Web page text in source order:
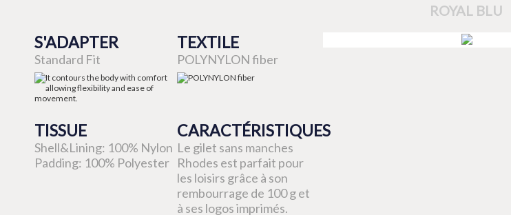
ROYAL BLU
S'ADAPTER
Standard Fit
TEXTILE
POLYNYLON fiber
TISSUE
Shell&Lining: 100% Nylon
Padding: 100% Polyester
CARACTÉRISTIQUES
Le gilet sans manches
Rhodes est parfait pour
les loisirs grâce à son
rembourrage de 100 g et
à ses logos imprimés.